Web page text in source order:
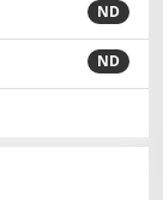
ND
ND